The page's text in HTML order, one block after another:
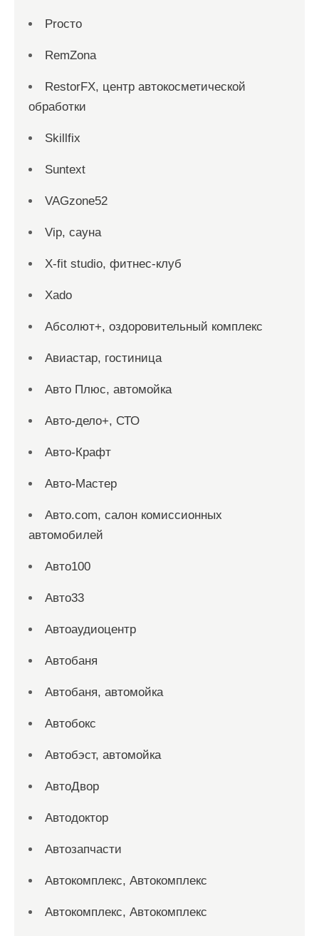
Proсто
RemZona
RestorFX, центр автокосметической
обработки
Skillfix
Suntext
VAGzone52
Vip, сауна
X-fit studio, фитнес-клуб
Xado
Абсолют+, оздоровительный комплекс
Авиастар, гостиница
Авто Плюс, автомойка
Авто-дело+, СТО
Авто-Крафт
Авто-Мастер
Авто.com, салон комиссионных
автомобилей
Авто100
Авто33
Автоаудиоцентр
Автобаня
Автобаня, автомойка
Автобокс
Автобэст, автомойка
АвтоДвор
Автодоктор
Автозапчасти
Автокомплекс, Автокомплекс
Автокомплекс, Автокомплекс